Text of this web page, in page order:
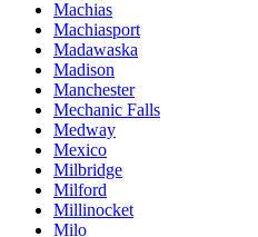
Machias
Machiasport
Madawaska
Madison
Manchester
Mechanic Falls
Medway
Mexico
Milbridge
Milford
Millinocket
Milo